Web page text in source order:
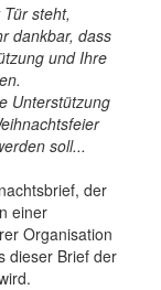
steht,
dankbar, dass
und Ihre
Unterstützung
soll...
der
einer
Organisation
dieser Brief der